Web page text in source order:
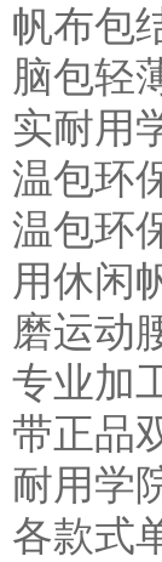
帆布包
脑包轻
实耐用
温包环
温包环
用休闲
磨运动
专业加
带正品
耐用学
各款式